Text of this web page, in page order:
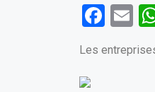
F
ce
E
m
ail
Les